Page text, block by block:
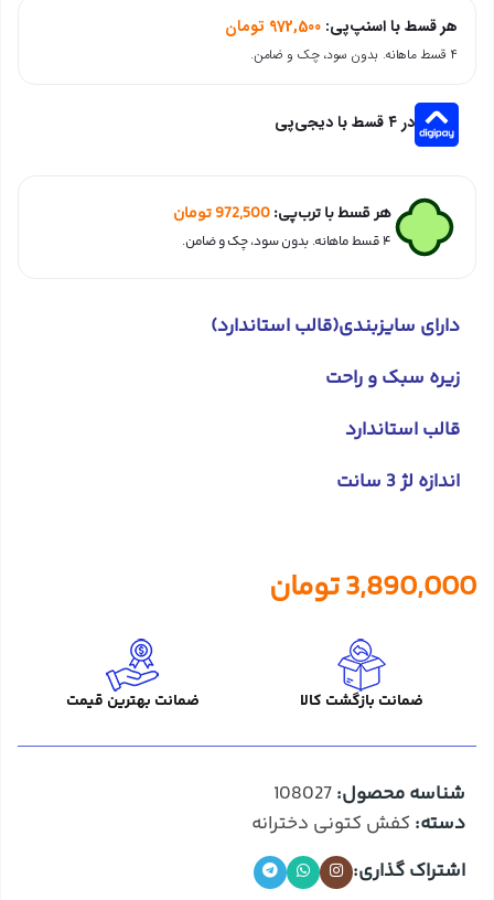
هر قسط با اسنپ‌پی: 972,500 تومان
۴ قسط ماهانه. بدون سود، چک و ضامن.
در ۴ قسط با دیجی‌پی
هر قسط با ترب‌پی:972,500تومان
۴ قسط ماهانه. بدون سود، چک و ضامن.
دارای سایزبندی(قالب استاندارد)
زیره سبک و راحت
قالب استاندارد
اندازه لژ 3 سانت
3,890,000تومان
ضمانت بازگشت کالا ضمانت بهترین قیمت
شناسه محصول:108027
دسته: کفش کتونی دخترانه
اشتراک گذاری: